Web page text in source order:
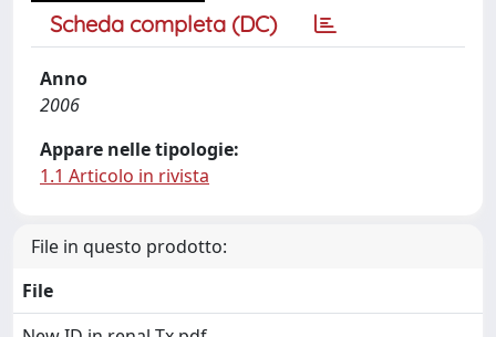
Scheda completa (DC)
Anno
2006
Appare nelle tipologie:
1.1 Articolo in rivista
File in questo prodotto:
File